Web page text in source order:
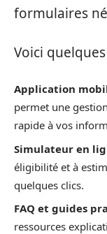
formulaires
Voici
Application
permet une
rapide à vos
Simulateur en
éligibilité et à
quelques clics.
FAQ et guides
ressources